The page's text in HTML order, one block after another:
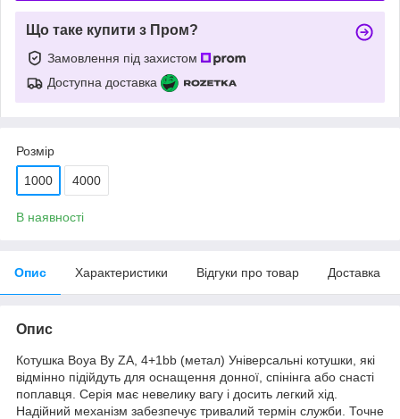
Що таке купити з Пром?
Замовлення під захистом
Доступна доставка
Розмір
1000 4000
В наявності
Опис Характеристики Відгуки про товар Доставка
Опис
Котушка Boya By ZA, 4+1bb (метал) Універсальні котушки, які
відмінно підійдуть для оснащення донної, спінінга або снасті
поплавця. Серія має невелику вагу і досить легкий хід.
Надійний механізм забезпечує тривалий термін служби. Точне